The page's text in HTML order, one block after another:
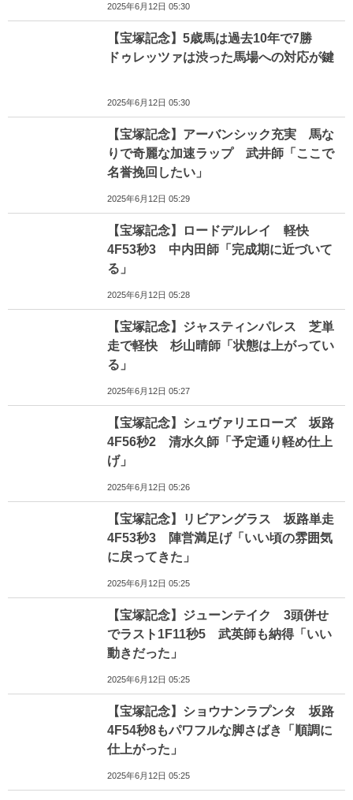
2025年6月12日 05:30
【宝塚記念】5歳馬は過去10年で7勝
ドゥレッツァは渋った馬場への対応が鍵
2025年6月12日 05:30
【宝塚記念】アーバンシック充実 馬な
りで奇麗な加速ラップ 武井師「ここで
名誉挽回したい」
2025年6月12日 05:29
【宝塚記念】ロードデルレイ 軽快
4F53秒3 中内田師「完成期に近づいて
る」
2025年6月12日 05:28
【宝塚記念】ジャスティンパレス 芝単
走で軽快 杉山晴師「状態は上がってい
る」
2025年6月12日 05:27
【宝塚記念】シュヴァリエローズ 坂路
4F56秒2 清水久師「予定通り軽め仕上
げ」
2025年6月12日 05:26
【宝塚記念】リビアングラス 坂路単走
4F53秒3 陣営満足げ「いい頃の雰囲気
に戻ってきた」
2025年6月12日 05:25
【宝塚記念】ジューンテイク 3頭併せ
でラスト1F11秒5 武英師も納得「いい
動きだった」
2025年6月12日 05:25
【宝塚記念】ショウナンラプンタ 坂路
4F54秒8もパワフルな脚さばき「順調に
仕上がった」
2025年6月12日 05:25